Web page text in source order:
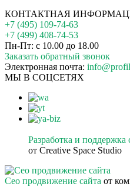
КОНТАКТНАЯ
+7 (495) 109-74-63
+7 (499) 408-74-53
Пн-Пт: с 10.00 до 18.00
Заказать обратный звонок
Электронная почта:
МЫ В СОЦСЕТЯХ
Разработка и поддержка
от Creative Space Studio
Сео продвижение сайта от